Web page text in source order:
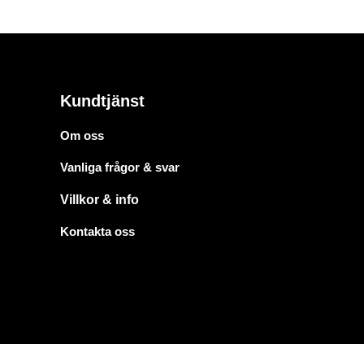
Kundtjänst
Om oss
Vanliga frågor & svar
Villkor & info
Kontakta oss